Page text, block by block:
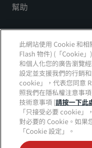
幫助
Radisson Hotels 品牌
tiktokinstagram
youtubefacebook
絕對不會
此網站使用 Cookie 和
Flash 物件) (「Cookie
和個人化您的廣告瀏覽
設定並支援我們的行銷
cookie」，代表您同意
照我們在隱私權注意事
技術意事項 [請按一下此
「只接受必要 cookie
對必要的 Cookie。如果
「Cookie 設定」。